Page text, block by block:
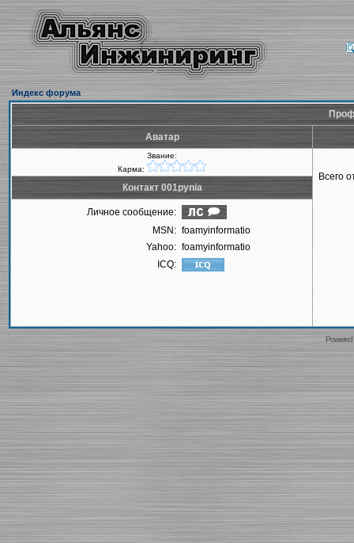
Индекс форума
Аватар
Звание:
Карма:
Всего
Контакт 001pynia
Личное сообщение:
MSN: foamyinformatio
Yahoo: foamyinformatio
ICQ: